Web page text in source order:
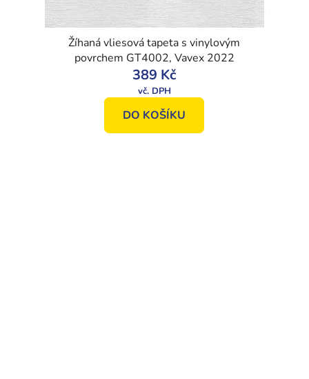
Žíhaná vliesová tapeta s vinylovým
povrchem GT4002, Vavex 2022
389 Kč
DO KOŠÍKU